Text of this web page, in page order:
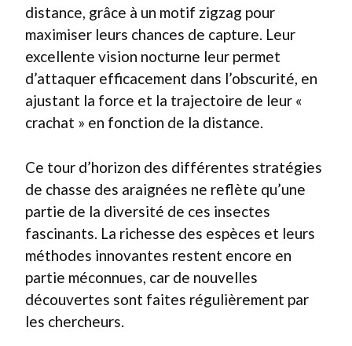
distance, grâce à un motif zigzag pour
maximiser leurs chances de capture. Leur
excellente vision nocturne leur permet
d’attaquer efficacement dans l’obscurité, en
ajustant la force et la trajectoire de leur «
crachat » en fonction de la distance.
Ce tour d’horizon des différentes stratégies
de chasse des araignées ne reflète qu’une
partie de la diversité de ces insectes
fascinants. La richesse des espèces et leurs
méthodes innovantes restent encore en
partie méconnues, car de nouvelles
découvertes sont faites régulièrement par
les chercheurs.